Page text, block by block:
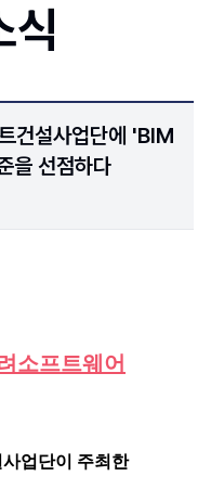
식
건설사업단에 'BIM
을 선점하다